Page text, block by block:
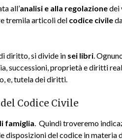
all’analisi e alla regolazionedei
tremila articoli del codice civile
diritto, si divide in sei libri.
successioni, proprietà e diritti
e, tutela dei diritti.
Codice Civile
famiglia. Quindi troveremo
disposizioni del codice in materia